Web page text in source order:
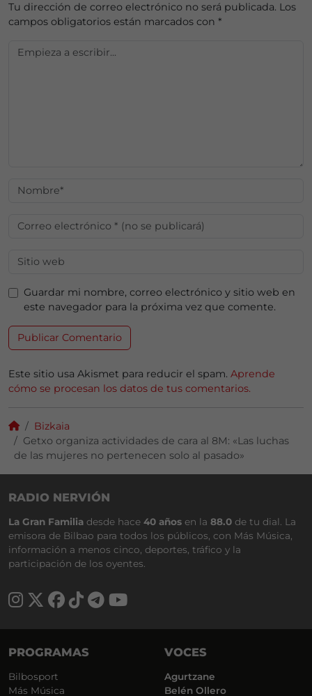
Tu dirección de correo electrónico no será publicada. Los
campos obligatorios están marcados con *
Guardar mi nombre, correo electrónico y sitio web en
este navegador para la próxima vez que comente.
Este sitio usa Akismet para reducir el spam. Aprende
cómo se procesan los datos de tus comentarios.
Bizkaia
Getxo organiza actividades de cara al 8M: «Las luchas
de las mujeres no pertenecen solo al pasado»
RADIO NERVIÓN
La Gran Familia desde hace 40 años en la 88.0 de tu dial. La
emisora de Bilbao para todos los públicos, con Más Música,
información a menos cinco, deportes, tráfico y la
participación de los oyentes.
PROGRAMAS
Bilbosport
Más Música
VOCES
Agurtzane
Belén Ollero